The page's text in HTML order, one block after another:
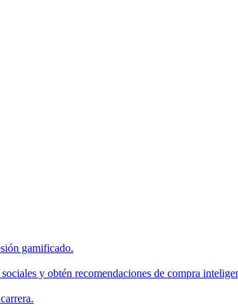
gamificado.
y obtén recomendaciones de compra